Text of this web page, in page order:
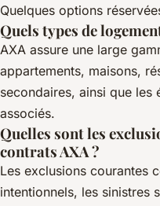
Quelques options
Quels types de
AXA assure une large
appartements, maisons,
secondaires, ainsi que les
associés.
Quelles sont les
contrats AXA ?
Les exclusions courantes
intentionnels, les sinistres